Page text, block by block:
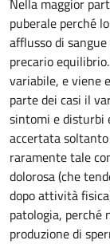
Nella maggior
puberale perché
afflusso di
precario
variabile, e viene
parte dei casi il
sintomi e disturbi
accertata
raramente tale
dolorosa (che
dopo attività
patologia, perché
produzione di